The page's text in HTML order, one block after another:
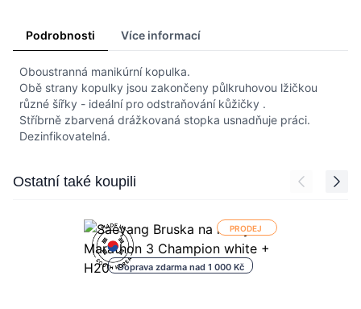
Podrobnosti Více informací
Oboustranná manikúrní kopulka.
Obě strany kopulky jsou zakončeny půlkruhovou lžičkou
různé šířky - ideální pro odstraňování kůžičky .
Stříbrně zbarvená drážkovaná stopka usnadňuje práci.
Dezinfikovatelná.
Press to skip carousel
Ostatní také koupili
PRODEJ
Doprava zdarma nad 1 000 Kč